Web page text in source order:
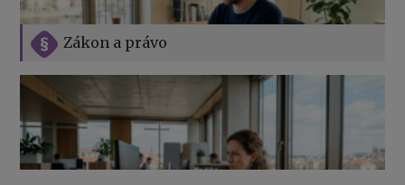
Zákon a právo
Jak na podnikání při rodičovské dovolené
Přehledy pro OSSZ a zdravotní pojišťovny – jak na ně
v roce 2026